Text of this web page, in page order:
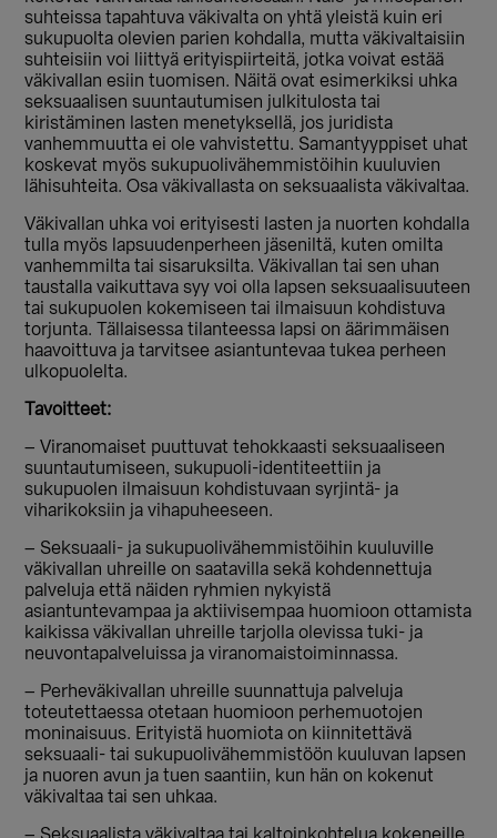
suhteissa tapahtuva väkivalta on yhtä yleistä kuin eri
sukupuolta olevien parien kohdalla, mutta väkivaltaisiin
suhteisiin voi liittyä erityispiirteitä, jotka voivat estää
väkivallan esiin tuomisen. Näitä ovat esimerkiksi uhka
seksuaalisen suuntautumisen julkitulosta tai
kiristäminen lasten menetyksellä, jos juridista
vanhemmuutta ei ole vahvistettu. Samantyyppiset uhat
koskevat myös sukupuolivähemmistöihin kuuluvien
lähisuhteita. Osa väkivallasta on seksuaalista väkivaltaa.
Väkivallan uhka voi erityisesti lasten ja nuorten kohdalla
tulla myös lapsuudenperheen jäseniltä, kuten omilta
vanhemmilta tai sisaruksilta. Väkivallan tai sen uhan
taustalla vaikuttava syy voi olla lapsen seksuaalisuuteen
tai sukupuolen kokemiseen tai ilmaisuun kohdistuva
torjunta. Tällaisessa tilanteessa lapsi on äärimmäisen
haavoittuva ja tarvitsee asiantuntevaa tukea perheen
ulkopuolelta.
Tavoitteet:
– Viranomaiset puuttuvat tehokkaasti seksuaaliseen
suuntautumiseen, sukupuoli-identiteettiin ja
sukupuolen ilmaisuun kohdistuvaan syrjintä- ja
viharikoksiin ja vihapuheeseen.
– Seksuaali- ja sukupuolivähemmistöihin kuuluville
väkivallan uhreille on saatavilla sekä kohdennettuja
palveluja että näiden ryhmien nykyistä
asiantuntevampaa ja aktiivisempaa huomioon ottamista
kaikissa väkivallan uhreille tarjolla olevissa tuki- ja
neuvontapalveluissa ja viranomaistoiminnassa.
– Perheväkivallan uhreille suunnattuja palveluja
toteutettaessa otetaan huomioon perhemuotojen
moninaisuus. Erityistä huomiota on kiinnitettävä
seksuaali- tai sukupuolivähemmistöön kuuluvan lapsen
ja nuoren avun ja tuen saantiin, kun hän on kokenut
väkivaltaa tai sen uhkaa.